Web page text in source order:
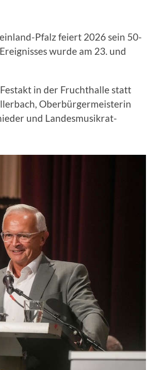
Pfalz feiert 2026 sein 50-
wurde am 23. und
in der Fruchthalle statt
Oberbürgermeisterin
und Landesmusikrat-